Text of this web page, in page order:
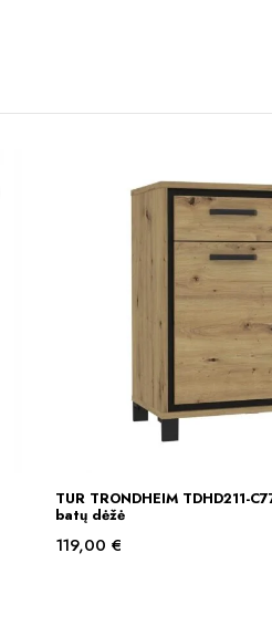
Į KREPŠELĮ
TUR TRONDHEIM TDHD211-
batų dėžė
119,00€